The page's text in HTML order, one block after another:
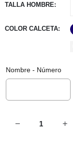
TALLA HOMBRE
COLOR CALCETA
Nombre - Número